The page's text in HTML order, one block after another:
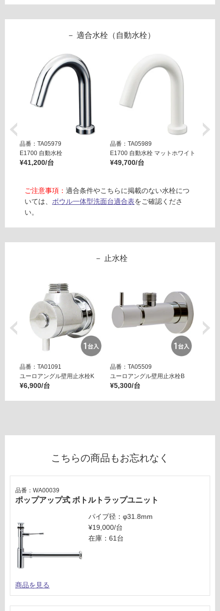
ト/
な
適合水栓（自動水栓）
品番：TA05979
E1700 自動水栓
¥41,200/台
品番：TA05989
E1700 自動水栓 マットホワイト
¥49,700/台
ご注意事項： 適合条件やこちらに掲載のない水栓につ
いては、 ボウル一体型洗面台適合表をご確認くださ
い。
止水栓
品番：TA01091
ユーロアングル壁用止水栓K
¥6,900/台
品番：TA05509
ユーロアングル壁用止水栓B
¥5,300/台
こちらの商品もお忘れなく
ポップアップ式 ボトルトラップユニット
品番：WA00039
パイプ径：φ31.8mm
¥19,000/台
在庫：61台
商品を見る